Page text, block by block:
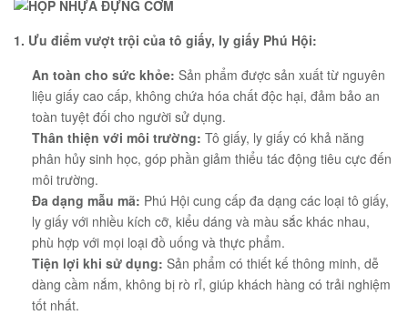
1. Ưu điểm vượt trội của tô giấy, ly giấy Phú Hội:
An toàn cho sức khỏe: Sản phẩm được sản xuất từ nguyên
liệu giấy cao cấp, không chứa hóa chất độc hại, đảm bảo an
toàn tuyệt đối cho người sử dụng.
Thân thiện với môi trường: Tô giấy, ly giấy có khả năng
phân hủy sinh học, góp phần giảm thiểu tác động tiêu cực đến
môi trường.
Đa dạng mẫu mã: Phú Hội cung cấp đa dạng các loại tô giấy,
ly giấy với nhiều kích cỡ, kiểu dáng và màu sắc khác nhau,
phù hợp với mọi loại đồ uống và thực phẩm.
Tiện lợi khi sử dụng: Sản phẩm có thiết kế thông minh, dễ
dàng cầm nắm, không bị rò rỉ, giúp khách hàng có trải nghiệm
tốt nhất.